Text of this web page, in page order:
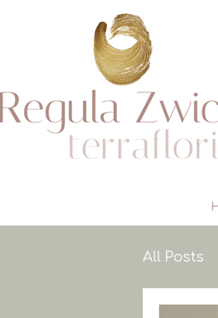
All Posts